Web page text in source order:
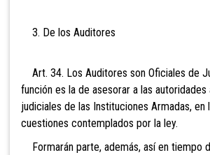
3. De los Auditores
Art. 34. Los Auditores son Oficiales de
función es la de asesorar a las
judiciales de las Instituciones Armadas, en
cuestiones contemplados por la ley.
Formarán parte, además, así en tiempo